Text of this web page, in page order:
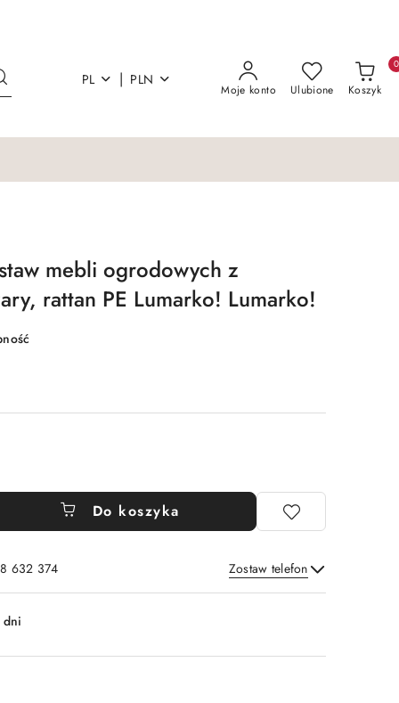
PL | PLN
Moje konto Ulubione Koszyk
0
mebli ogrodowych z
rattan PE Lumarko! Lumarko!
Do koszyka
632 374 Zostaw telefon
Wyślij
dni